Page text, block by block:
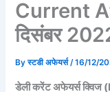
Current
दिसंबर
Byस्टडी अफेयर्स/16/12/
डेली करेंट अफेयर्स